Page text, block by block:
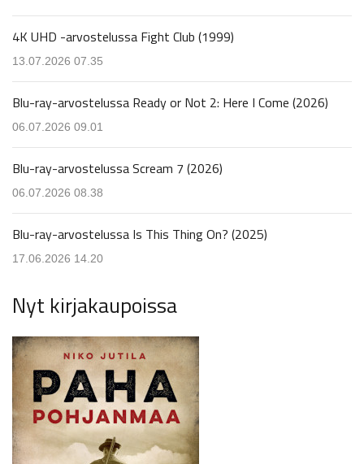
4K UHD -arvostelussa Fight Club (1999)
13.07.2026 07.35
Blu-ray-arvostelussa Ready or Not 2: Here I Come (2026)
06.07.2026 09.01
Blu-ray-arvostelussa Scream 7 (2026)
06.07.2026 08.38
Blu-ray-arvostelussa Is This Thing On? (2025)
17.06.2026 14.20
Nyt kirjakaupoissa